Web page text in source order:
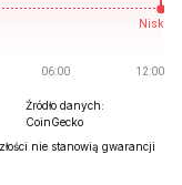
Źródło danych:
CoinGecko
nie stanowią gwarancji